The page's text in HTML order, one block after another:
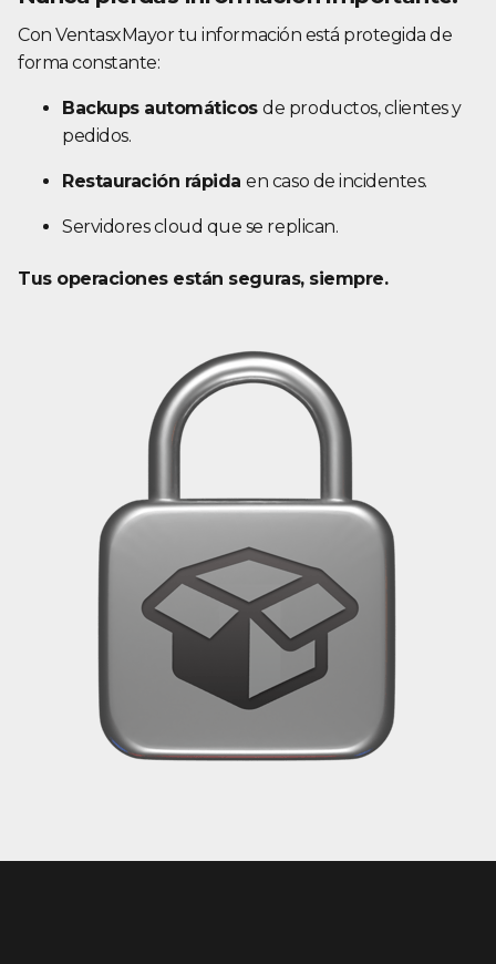
Con VentasxMayor tu información está protegida de
forma constante:
Backups automáticosde productos, clientes y
pedidos.
Restauración rápidaen caso de incidentes.
Servidores cloud que se replican.
Tus operaciones están seguras, siempre.